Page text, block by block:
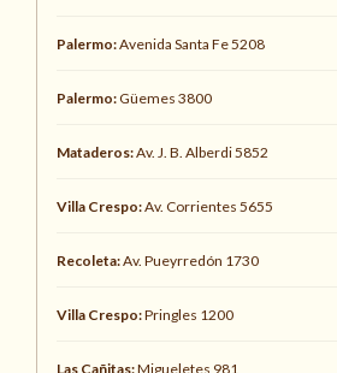
Palermo:Avenida Santa Fe 5208
Palermo: Güemes 3800
Mataderos:Av. J. B. Alberdi 5852
Villa Crespo:Av. Corrientes 5655
Recoleta:Av. Pueyrredón 1730
Villa Crespo:Pringles 1200
Las Cañitas:Migueletes 981